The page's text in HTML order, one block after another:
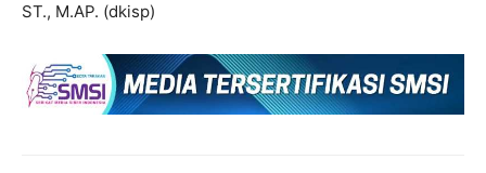
ST., M.AP. (dkisp)